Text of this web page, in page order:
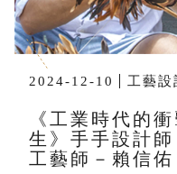
2024-12-10 工藝設
《工業時代的
生》手手設計
工藝師－賴信